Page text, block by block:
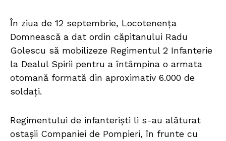
În ziua de 12 septembrie, Locotenența
Domnească a dat ordin căpitanului Radu
Golescu să mobilizeze Regimentul 2 Infanterie
la Dealul Spirii pentru a întâmpina o armata
otomană formată din aproximativ 6.000 de
soldați.
Regimentului de infanteriști li s-au alăturat
ostașii Companiei de Pompieri, în frunte cu